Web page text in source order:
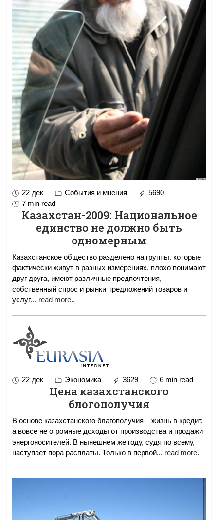
22 дек События и мнения
5690
7 min read
Казахстан-2009: Национальное
единство не должно быть
одномерным
Казахстанское общество разделено на группы, которые
фактически живут в разных измерениях, плохо понимают
друг друга, имеют различные предпочтения,
собственный спрос и рынки предложений товаров и
услуг... read more..
22 дек Экономика 3629 6 min read
Цена казахстанского
блогополучия
В основе казахстанского благополучия – жизнь в кредит,
а вовсе не огромные доходы от производства и продажи
энергоносителей. В нынешнем же году, судя по всему,
наступает пора расплаты. Только в первой... read more..